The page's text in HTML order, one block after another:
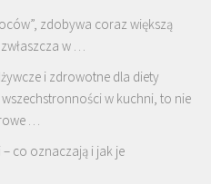
zdobywa coraz większą
w …
i zdrowotne dla diety
w kuchni, to nie
…
co oznaczają i jak je